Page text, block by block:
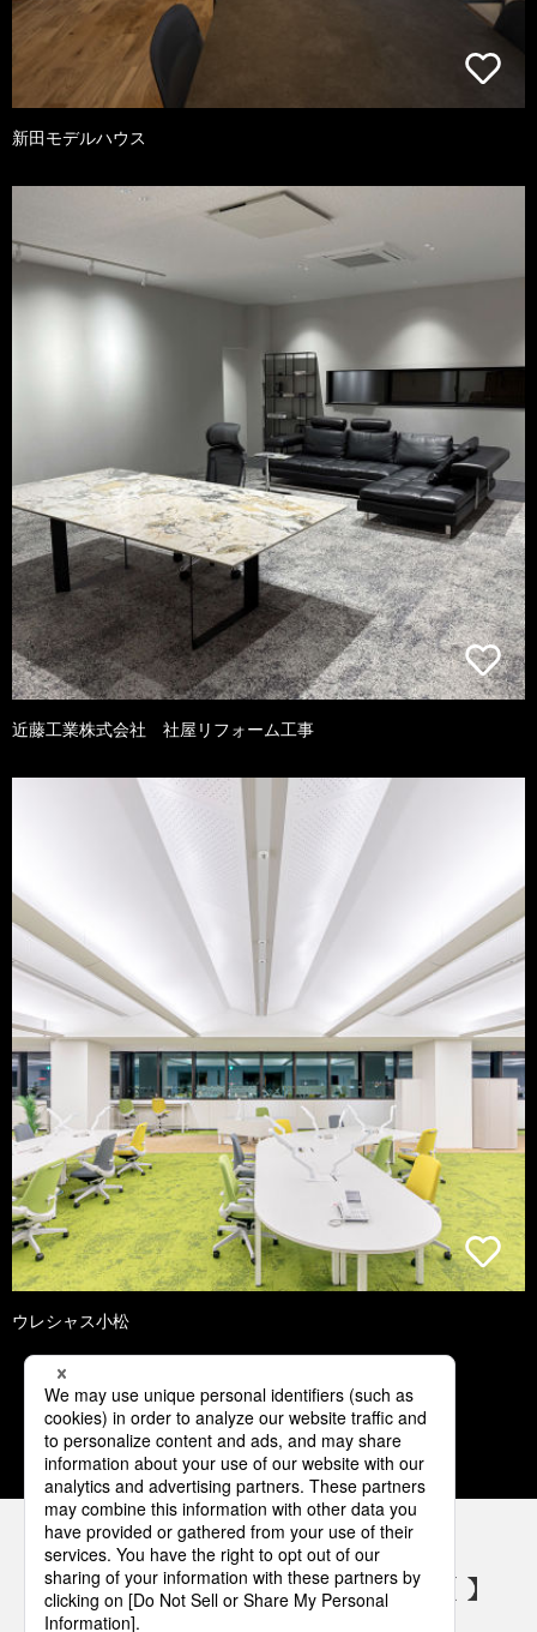
新田モデルハウス
近藤工業株式会社 社屋リフォーム工事
ウレシャス小松
1 2 3 4 5
パナソニックの電気設備 SNSアカウント